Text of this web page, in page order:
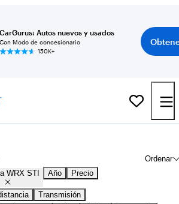
CarGurus: Autos nuevos y usados
Con Modo de concesionario
150K+
Ordenar
WRX STI Año Precio
Transmisión